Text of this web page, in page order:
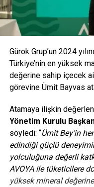
Gürok Grup’un 2024
Türkiye’nin en yüksek
değerine sahip içecek
görevine Ümit Bayvas
Atamaya ilişkin
Yönetim Kurulu
söyledi: “Ümit Bey’in
edindiği güçlü
yolculuğuna değerli
AVOYA ile tüketicilere
yüksek mineral